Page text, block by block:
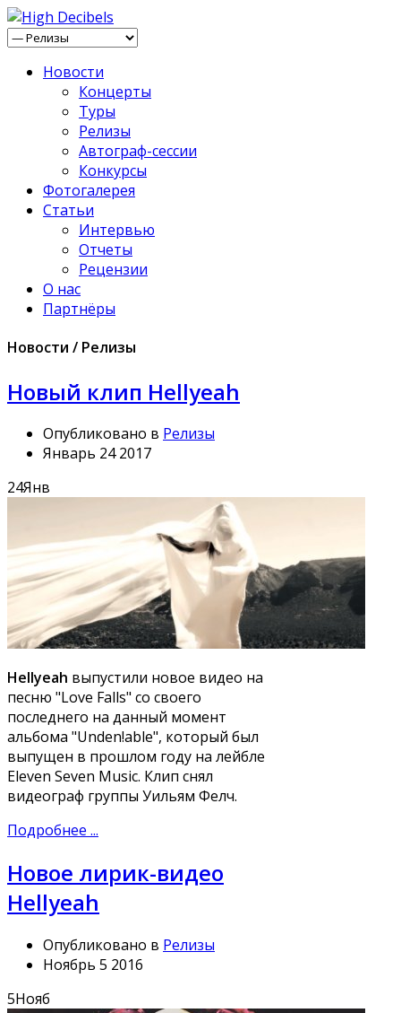
Новости
Концерты
Туры
Релизы
Автограф-сессии
Конкурсы
Фотогалерея
Статьи
Интервью
Отчеты
Рецензии
О нас
Партнёры
Новости / Релизы
Новый клип Hellyeah
Опубликовано в Релизы
Январь 24 2017
24Янв
Hellyeah выпустили новое видео на
песню "Love Falls" со своего
последнего на данный момент
альбома "Unden!able", который был
выпущен в прошлом году на лейбле
Eleven Seven Music. Клип снял
видеограф группы Уильям Фелч.
Подробнее ...
Новое лирик-видео
Hellyeah
Опубликовано в Релизы
Ноябрь 5 2016
5Нояб